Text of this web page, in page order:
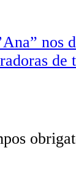
nos
de